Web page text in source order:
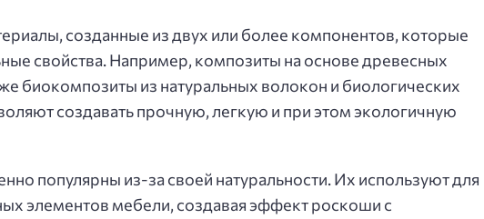
созданные из двух или более компонентов, которые
свойства. Например, композиты на основе древесных
биокомпозиты из натуральных волокон и биологических
создавать прочную, легкую и при этом экологичную
популярны из-за своей натуральности. Их используют для
элементов мебели, создавая эффект роскоши с